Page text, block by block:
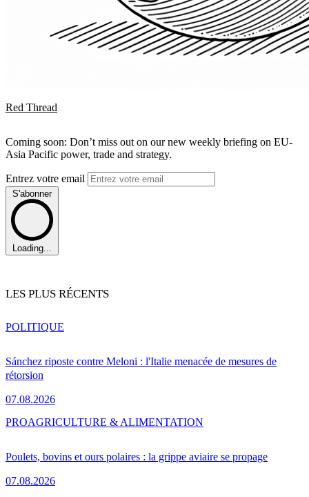
Red Thread
Coming soon: Don’t miss out on our new weekly briefing on EU-
Asia Pacific power, trade and strategy.
Entrez votre email
S'abonner
Loading...
LES PLUS RÉCENTS
Sánchez riposte contre Meloni : l'Italie menacée de mesures de
rétorsion
07.08.2026
POLITIQUE
Poulets, bovins et ours polaires : la grippe aviaire se propage
07.08.2026
PROAGRICULTURE & ALIMENTATION